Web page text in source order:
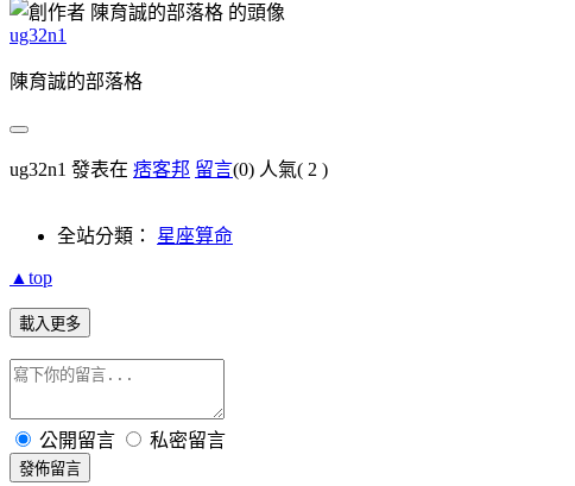
ug32n1
陳育誠的部落格
ug32n1 發表在 痞客邦 留言(0) 人氣( 2 )
全站分類： 星座算命
▲top
載入更多
公開留言 私密留言
發佈留言